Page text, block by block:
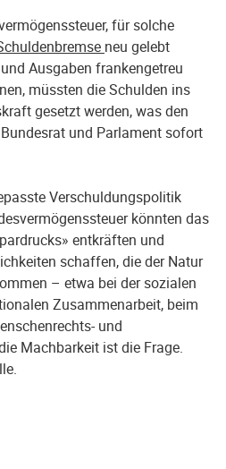
für solche
neu gelebt
Ausgaben frankengetreu
müssten die Schulden ins
gesetzt werden, was den
und Parlament sofort
Verschuldungspolitik
könnten das
entkräften und
schaffen, die der Natur
– etwa bei der sozialen
Zusammenarbeit, beim
und
Machbarkeit ist die Frage.